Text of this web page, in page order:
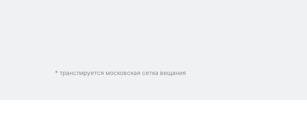
* транслируется московская сетка вещания